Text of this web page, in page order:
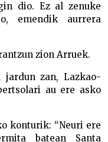
dio. Ez al zenuke
emendik aurrera
zion Arruek.
zan, Lazkao-
au ere asko
konturik: “Neuri ere
batean Santa